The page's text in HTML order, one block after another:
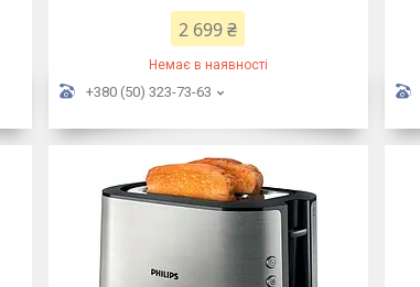
2 699 ₴
Немає в наявності
+380 (50) 323-73-63